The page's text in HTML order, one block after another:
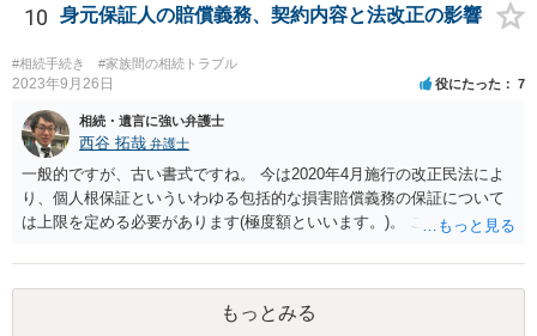
益がないと考えている可能性もあると思いますので、そのあたりも含
めて、弁護士見解を確認等するためによく打ち合わせた方がよいと思
います。単に面倒臭いということで書面提出をしないということであ
れば、当該弁護士との委任関係を修了した上で、貴方のほうで書面提
出することを検討なさった方がよいでしょう。
10 身元保証人の賠償義務、契約内容と法改正の影響
#相続手続き #家族間の相続トラブル
2023年9月26日 役にたった 7
相続・遺言に強い弁護士
西谷 拓哉 弁護士
一般的ですが、古い書式ですね。 今は2020年4月施行の改正民法によ
り、個人根保証といういわゆる包括的な損害賠償義務の保証について
は上限を定める必要があります(極度額といいます。)。 この書式にサ
り、会社側は請求できない可能性が高そうです。
もっとみる